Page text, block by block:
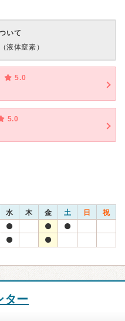
いて
液体窒素）
5.0
5.0
水 木 金 土 日 祝
ター